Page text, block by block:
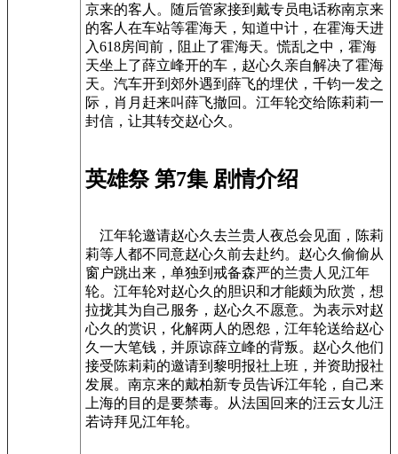
京来的客人。随后管家接到戴专员电话称南京来
的客人在车站等霍海天，知道中计，在霍海天进
入618房间前，阻止了霍海天。慌乱之中，霍海
天坐上了薛立峰开的车，赵心久亲自解决了霍海
天。汽车开到郊外遇到薛飞的埋伏，千钧一发之
际，肖月赶来叫薛飞撤回。江年轮交给陈莉莉一
封信，让其转交赵心久。
英雄祭 第7集 剧情介绍
江年轮邀请赵心久去兰贵人夜总会见面，陈莉
莉等人都不同意赵心久前去赴约。赵心久偷偷从
窗户跳出来，单独到戒备森严的兰贵人见江年
轮。江年轮对赵心久的胆识和才能颇为欣赏，想
拉拢其为自己服务，赵心久不愿意。为表示对赵
心久的赏识，化解两人的恩怨，江年轮送给赵心
久一大笔钱，并原谅薛立峰的背叛。赵心久他们
接受陈莉莉的邀请到黎明报社上班，并资助报社
发展。南京来的戴柏新专员告诉江年轮，自己来
上海的目的是要禁毒。从法国回来的汪云女儿汪
若诗拜见江年轮。